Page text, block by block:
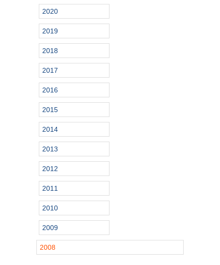
2020
2019
2018
2017
2016
2015
2014
2013
2012
2011
2010
2009
2008